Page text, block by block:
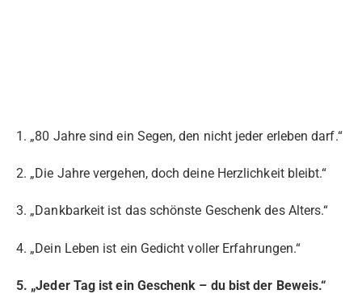
1. „80 Jahre sind ein Segen, den nicht jeder erleben darf.“
2. „Die Jahre vergehen, doch deine Herzlichkeit bleibt.“
3. „Dankbarkeit ist das schönste Geschenk des Alters.“
4. „Dein Leben ist ein Gedicht voller Erfahrungen.“
5. „Jeder Tag ist ein Geschenk – du bist der Beweis.“